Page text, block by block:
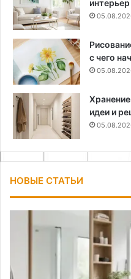
с чего
идеи и
НОВЫЕ СТАТЬИ